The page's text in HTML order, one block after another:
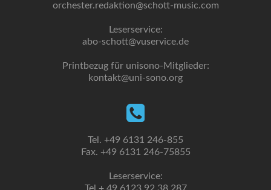
orchester.redaktion@schott-music.com
Leserservice:
abo-schott@vuservice.de
Printbezug für unisono-Mitglieder:
kontakt@uni-sono.org
Tel. +49 6131 246-855
Fax. +49 6131 246-75855
Leserservice: